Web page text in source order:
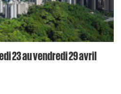
23 au vendredi 29 avril